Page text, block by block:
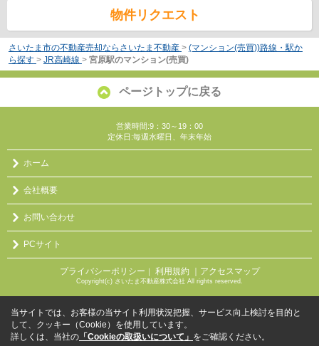
物件リクエスト
さいたま市の不動産売却ならさいたま不動産 > (マンション(売買))路線・駅か
ら探す > JR高崎線 > 宮原駅のマンション(売買)
ページトップに戻る
営業時間:9：30～19：00
定休日:毎週水曜日、年末年始
ホーム
会社概要
お問い合わせ
PCサイト
プライバシーポリシー ｜ 利用規約 ｜アクセスマップ
Copyright(c) さいたま不動産株式会社 All rights reserved.
当サイトでは、お客様の当サイト利用状況把握、サービス向上検討を目的と
して、クッキー（Cookie）を使用しています。
詳しくは、当社の 「Cookieの取扱いについて」 をご確認ください。